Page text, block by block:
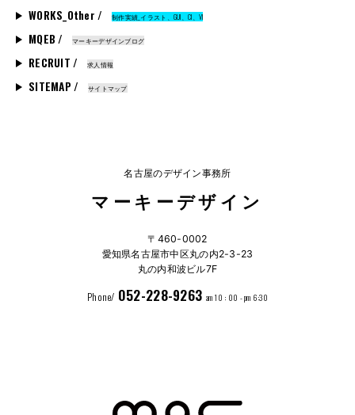
WORKS_Other / 制作実績_イラスト、GUI、CI、VI
MQEB / マーキーデザインブログ
RECRUIT / 求人情報
SITEMAP / サイトマップ
名古屋のデザイン事務所
マーキーデザイン
〒460-0002
愛知県名古屋市中区丸の内2-3-23
丸の内和波ビル7F
Phone/ 052-228-9263 am 10 : 00 - pm 6:30